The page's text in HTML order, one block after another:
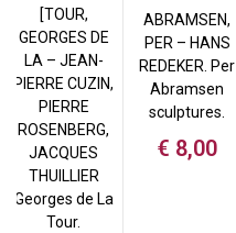
[TOUR,
GEORGES DE
LA – JEAN-
PIERRE CUZIN,
PIERRE
ROSENBERG,
JACQUES
THUILLIER
Georges de La
Tour.
ABRAMSEN,
PER – HANS
REDEKER. Per
Abramsen
sculptures.
€ 8,00